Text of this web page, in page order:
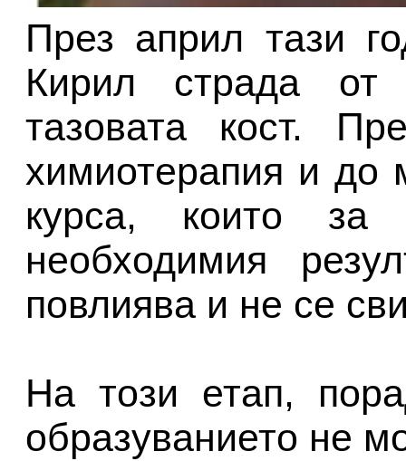
През април тази
Кирил страда
тазовата кост.
химиотерапия и до
курса, които за
необходимия
повлиява и не се
На този етап,
образуванието не